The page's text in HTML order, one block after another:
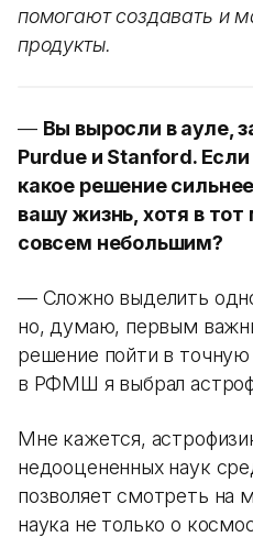
помогают создавать и
продукты.
— Вы выросли в ауле,
Purdue и Stanford. Если
какое решение
вашу жизнь, хотя в
совсем небольшим?
— Сложно выделить
но, думаю, первым
решение пойти в
в РФМШ я выбрал
Мне кажется,
недооцененных наук
позволяет смотреть на
наука не только о